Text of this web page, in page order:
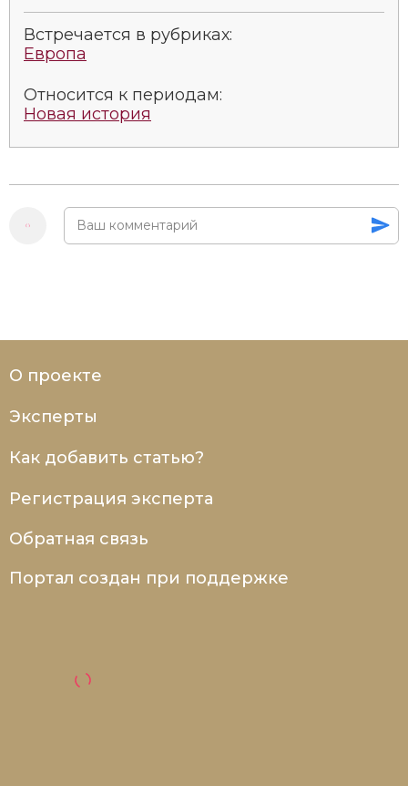
Встречается в рубриках:
Европа
Относится к периодам:
Новая история
О проекте
Эксперты
Как добавить статью?
Регистрация эксперта
Обратная связь
Портал создан при поддержке